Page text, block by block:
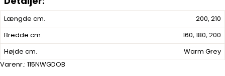
Længde cm.
200, 210
Bredde cm.
160, 180, 200
Højde cm.
Warm Grey
Varenr.: 115NWGDOB